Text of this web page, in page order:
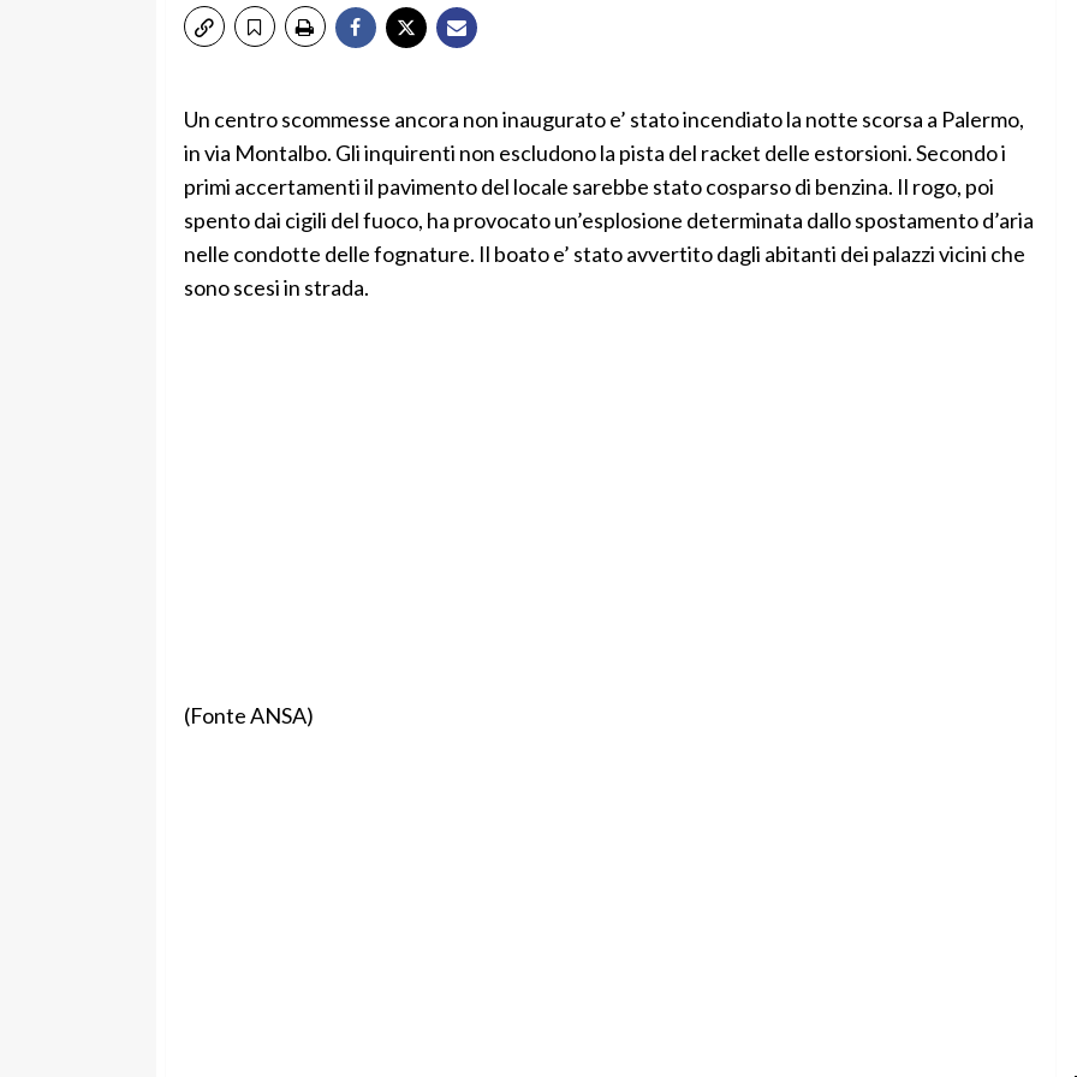
Un centro scommesse ancora non inaugurato e’ stato incendiato la notte scorsa a Palermo,
in via Montalbo. Gli inquirenti non escludono la pista del racket delle estorsioni. Secondo i
primi accertamenti il pavimento del locale sarebbe stato cosparso di benzina. Il rogo, poi
spento dai cigili del fuoco, ha provocato un’esplosione determinata dallo spostamento d’aria
nelle condotte delle fognature. Il boato e’ stato avvertito dagli abitanti dei palazzi vicini che
sono scesi in strada.
(Fonte ANSA)